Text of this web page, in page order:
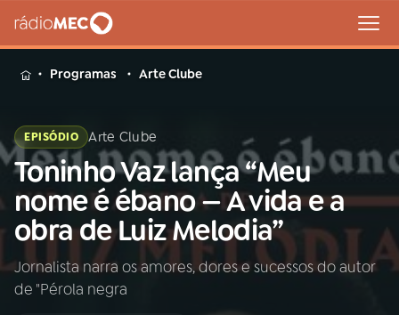
MENU
Buscar
na
Rádio
MEC
Buscar
Início AO VIVO
Programas Arte Clube
EPISÓDIO Arte Clube
Toninho Vaz lança “Meu
nome é ébano — A vida e a
obra de Luiz Melodia”
Jornalista narra os amores, dores e sucessos do autor
de "Pérola negra